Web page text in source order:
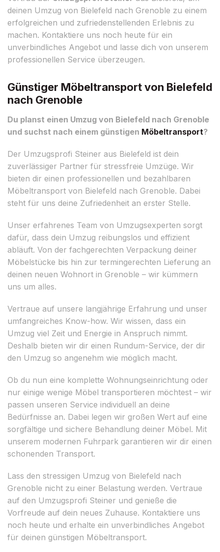
deinen Umzug von Bielefeld nach Grenoble zu einem
erfolgreichen und zufriedenstellenden Erlebnis zu
machen. Kontaktiere uns noch heute für ein
unverbindliches Angebot und lasse dich von unserem
professionellen Service überzeugen.
Günstiger Möbeltransport von Bielefeld
nach Grenoble
Du planst einen Umzug von Bielefeld nach Grenoble
und suchst nach einem günstigen Möbeltransport?
Der Umzugsprofi Steiner aus Bielefeld ist dein
zuverlässiger Partner für stressfreie Umzüge. Wir
bieten dir einen professionellen und bezahlbaren
Möbeltransport von Bielefeld nach Grenoble. Dabei
steht für uns deine Zufriedenheit an erster Stelle.
Unser erfahrenes Team von Umzugsexperten sorgt
dafür, dass dein Umzug reibungslos und effizient
abläuft. Von der fachgerechten Verpackung deiner
Möbelstücke bis hin zur termingerechten Lieferung an
deinen neuen Wohnort in Grenoble – wir kümmern
uns um alles.
Vertraue auf unsere langjährige Erfahrung und unser
umfangreiches Know-how. Wir wissen, dass ein
Umzug viel Zeit und Energie in Anspruch nimmt.
Deshalb bieten wir dir einen Rundum-Service, der dir
den Umzug so angenehm wie möglich macht.
Ob du nun eine komplette Wohnungseinrichtung oder
nur einige wenige Möbel transportieren möchtest – wir
passen unseren Service individuell an deine
Bedürfnisse an. Dabei legen wir großen Wert auf eine
sorgfältige und sichere Behandlung deiner Möbel. Mit
unserem modernen Fuhrpark garantieren wir dir einen
schonenden Transport.
Lass den stressigen Umzug von Bielefeld nach
Grenoble nicht zu einer Belastung werden. Vertraue
auf den Umzugsprofi Steiner und genieße die
Vorfreude auf dein neues Zuhause. Kontaktiere uns
noch heute und erhalte ein unverbindliches Angebot
für deinen günstigen Möbeltransport.